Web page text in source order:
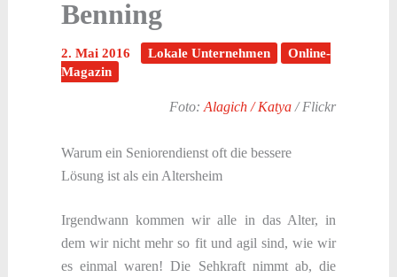
Benning
2. Mai 2016 Lokale Unternehmen
Online-
Magazin
Foto:Alagich / Katya / Flickr
Warum ein Seniorendienst oft die bessere
Lösung ist als ein Altersheim
Irgendwann kommen wir alle in das Alter, in
dem wir nicht mehr so fit und agil sind, wie wir
es einmal waren! Die Sehkraft nimmt ab, die